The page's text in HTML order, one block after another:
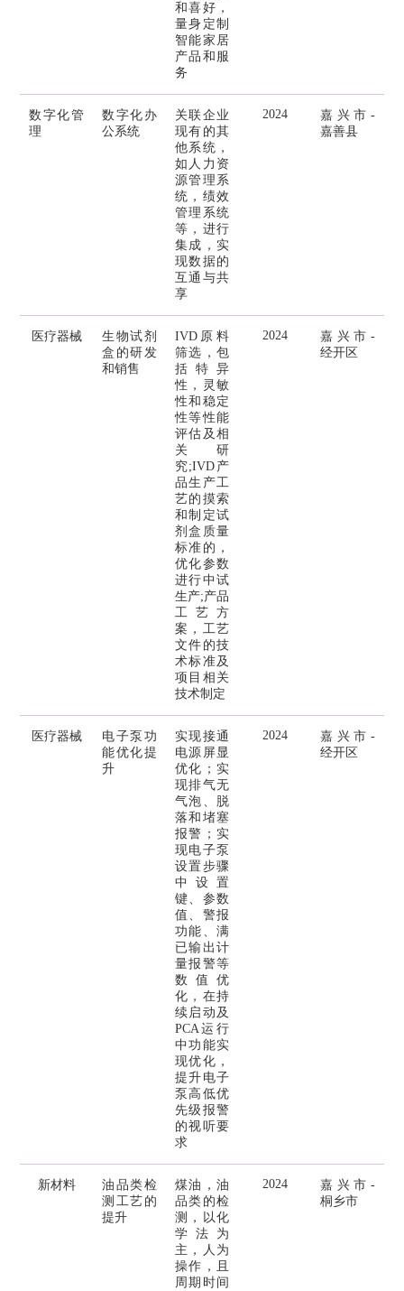
和喜好，
量身定制
智能家居
产品和服
务
数字化管
理
数字化办
公系统
关联企业
现有的其
他系统，
如人力资
源管理系
统，绩效
管理系统
等，进行
集成，实
现数据的
互通与共
享
2024
嘉兴市-
嘉善县
医疗器械
生物试剂
盒的研发
和销售
IVD原料
筛选，包
括特异
性，灵敏
性和稳定
性等性能
评估及相
关研
究;IVD产
品生产工
艺的摸索
和制定试
剂盒质量
标准的，
优化参数
进行中试
生产;产品
工艺方
案，工艺
文件的技
术标准及
项目相关
技术制定
2024
嘉兴市-
经开区
医疗器械
电子泵功
能优化提
升
实现接通
电源屏显
优化；实
现排气无
气泡、脱
落和堵塞
报警；实
现电子泵
设置步骤
中设置
键、参数
值、警报
功能、满
已输出计
量报警等
数值优
化，在持
续启动及
PCA运行
中功能实
现优化，
提升电子
泵高低优
先级报警
的视听要
求
2024
嘉兴市-
经开区
新材料
油品类检
测工艺的
提升
煤油，油
品类的检
测，以化
学法为
主，人为
操作，且
周期时间
2024
嘉兴市-
桐乡市